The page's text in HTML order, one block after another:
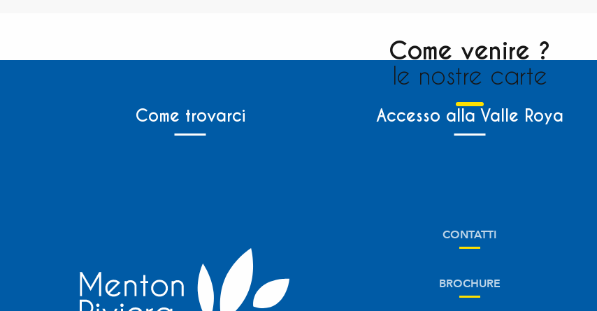
Come venire ?
le nostre carte
Come trovarci Accesso alla Valle Roya
CONTATTI
BROCHURE